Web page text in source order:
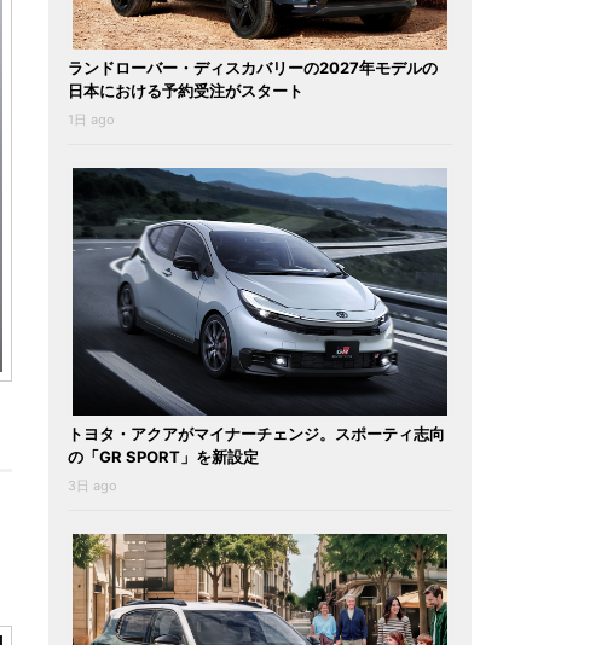
ランドローバー・ディスカバリーの2027年モデルの
日本における予約受注がスタート
1日 ago
トヨタ・アクアがマイナーチェンジ。スポーティ志向
の「GR SPORT」を新設定
3日 ago